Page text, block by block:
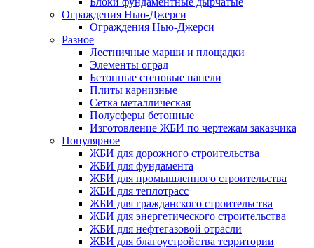
Ограждения Нью-Джерси
Ограждения Нью-Джерси
Разное
Лестничные марши и площадки
Элементы оград
Бетонные стеновые панели
Плиты карнизные
Сетка металлическая
Полусферы бетонные
Изготовление ЖБИ по чертежам заказчика
Популярное
ЖБИ для дорожного строительства
ЖБИ для фундамента
ЖБИ для промышленного строительства
ЖБИ для теплотрасс
ЖБИ для гражданского строительства
ЖБИ для энергетического строительства
ЖБИ для нефтегазовой отрасли
ЖБИ для благоустройства территории